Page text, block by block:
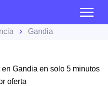
Gandia
Gandia en solo 5 minutos
oferta